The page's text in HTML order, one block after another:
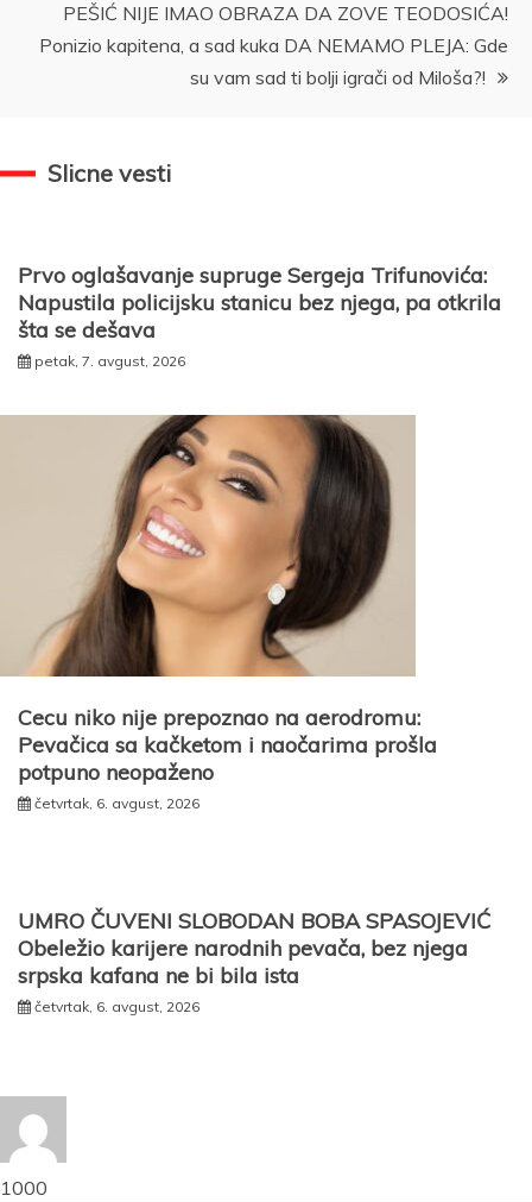
PEŠIĆ NIJE IMAO OBRAZA DA ZOVE TEODOSIĆA!
Ponizio kapitena, a sad kuka DA NEMAMO PLEJA: Gde
su vam sad ti bolji igrači od Miloša?!
Slicne vesti
Prvo oglašavanje supruge Sergeja Trifunovića:
Napustila policijsku stanicu bez njega, pa otkrila
šta se dešava
petak, 7. avgust, 2026
Cecu niko nije prepoznao na aerodromu:
Pevačica sa kačketom i naočarima prošla
potpuno neopaženo
četvrtak, 6. avgust, 2026
UMRO ČUVENI SLOBODAN BOBA SPASOJEVIĆ
Obeležio karijere narodnih pevača, bez njega
srpska kafana ne bi bila ista
četvrtak, 6. avgust, 2026
1000